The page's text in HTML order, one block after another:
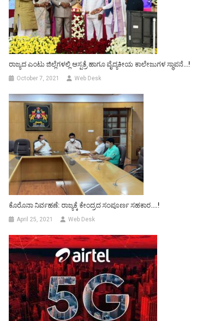
ರಾಜ್ಯದ ಎಂಟು ಜಿಲ್ಲೆಗಳಲ್ಲಿ ಆಸ್ಪತ್ರೆ ಹಾಗೂ ವೈದ್ಯಕೀಯ ಕಾಲೇಜುಗಳ ಸ್ಥಾಪನೆ…!
October 7, 2021 Web Desk
ಕೊರೊನಾ ನಿರ್ವಹಣೆ: ರಾಜ್ಯಕ್ಕೆ ಕೇಂದ್ರದ ಸಂಪೂರ್ಣ ಸಹಕಾರ….!
April 25, 2021 Web Desk